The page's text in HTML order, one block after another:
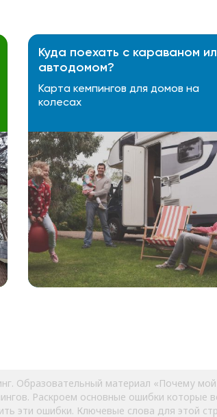
Куда поехать с караваном
автодомом?
Карта кемпингов для домов на
колесах
Образовательный материал «Почему
Раскроем основные ошибки которые
эти ошибки. Ключевые слова для этой